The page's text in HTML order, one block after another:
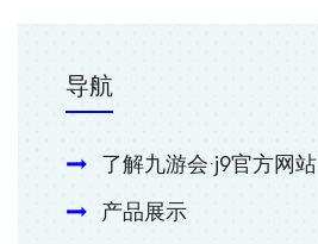
导航
了解九游会·j9官方网站
产品展示